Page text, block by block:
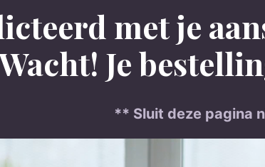
met je
Je
** Sluit deze pagina